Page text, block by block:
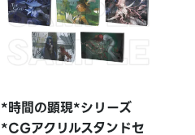
*時間の顕現*シリーズ
*CGアクリルスタンドセ